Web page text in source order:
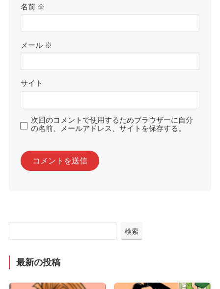
名前 ※
メール ※
サイト
次回のコメントで使用するためブラウザーに自分
の名前、メールアドレス、サイトを保存する。
検索
最新の投稿